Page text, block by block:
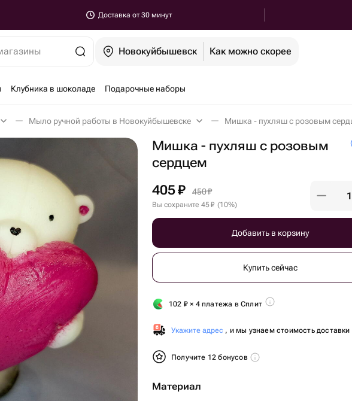
Доставка от 30 минут
Новокуйбышевск Как можно скорее
Клубника в шоколаде Подарочные наборы
Мыло ручной работы в Новокуйбышевске
Мишка - пухляш с розовым
сердцем
405₽ 450₽
Вы сохраните 45₽ (10%)
Добавить в корзину
Купить сейчас
102 ₽ × 4 платежа в Сплит
Укажите адрес , и мы узнаем стоимость доставки
Получите 12 бонусов
Материал